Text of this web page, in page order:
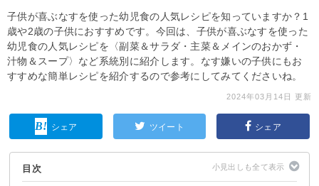
子供が喜ぶなすを使った幼児食の人気レシピを知っていますか？1
歳や2歳の子供におすすめです。今回は、子供が喜ぶなすを使った
幼児食の人気レシピを〈副菜＆サラダ・主菜＆メインのおかず・
汁物＆スープ〉など系統別に紹介します。なす嫌いの子供にもお
すすめな簡単レシピを紹介するので参考にしてみてくださいね。
2024年03月14日 更新
シェア ツイート シェア
目次